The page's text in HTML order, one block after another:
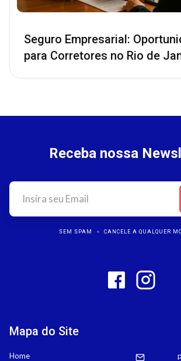
Seguro Empresarial:
para Corretores no Rio de
Mapa do Site
Home
Receba nossa
SEM SPAM CANCELE A QUALQUER